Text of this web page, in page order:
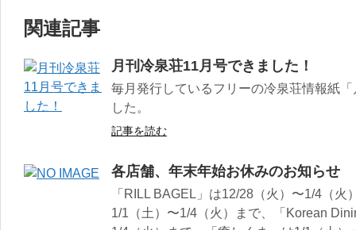
関連記事
月刊冷泉荘11月号できました！
毎月発行しているフリーの冷泉荘情報紙
した。
記事を読む
各店舗、年末年始お休みのお知らせ
「RILL BAGEL」は12/28（火）〜1/4（
1/1（土）〜1/4（火）まで、「Korean